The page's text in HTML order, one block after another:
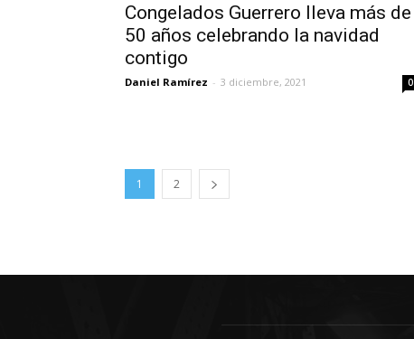
Congelados Guerrero lleva más de
50 años celebrando la navidad
contigo
Daniel Ramírez - 3 diciembre, 2021 0
1 2